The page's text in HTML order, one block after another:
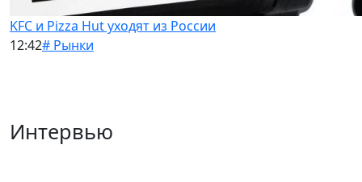
KFC и Pizza Hut уходят из России
12:42# Рынки
Интервью